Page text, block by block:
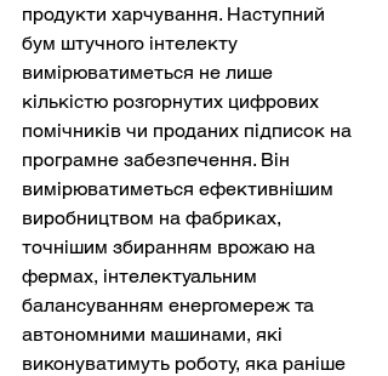
продукти харчування. Наступний
бум штучного інтелекту
вимірюватиметься не лише
кількістю розгорнутих цифрових
помічників чи проданих підписок на
програмне забезпечення. Він
вимірюватиметься ефективнішим
виробництвом на фабриках,
точнішим збиранням врожаю на
фермах, інтелектуальним
балансуванням енергомереж та
автономними машинами, які
виконуватимуть роботу, яка раніше